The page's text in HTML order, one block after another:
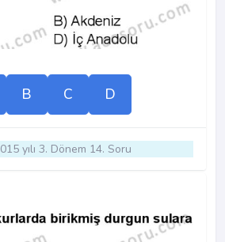
B C D
yılı 3. Dönem 14. Soru